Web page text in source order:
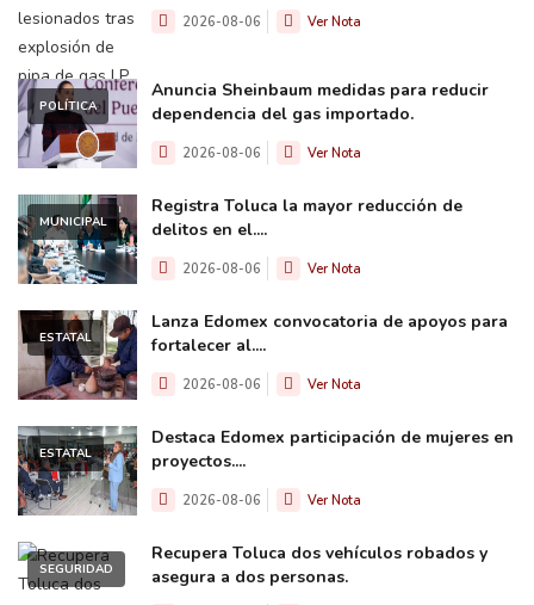
2026-08-06 Ver Nota
POLÍTICA
Anuncia Sheinbaum medidas para reducir
dependencia del gas importado.
2026-08-06 Ver Nota
MUNICIPAL
Registra Toluca la mayor reducción de
delitos en el....
2026-08-06 Ver Nota
ESTATAL
Lanza Edomex convocatoria de apoyos para
fortalecer al....
2026-08-06 Ver Nota
ESTATAL
Destaca Edomex participación de mujeres en
proyectos....
2026-08-06 Ver Nota
SEGURIDAD
Recupera Toluca dos vehículos robados y
asegura a dos personas.